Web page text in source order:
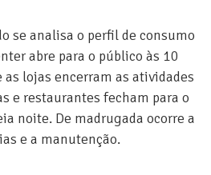
se analisa o perfil de consumo
abre para o público às 10
as lojas encerram as atividades
e restaurantes fecham para o
noite. De madrugada ocorre a
e a manutenção.